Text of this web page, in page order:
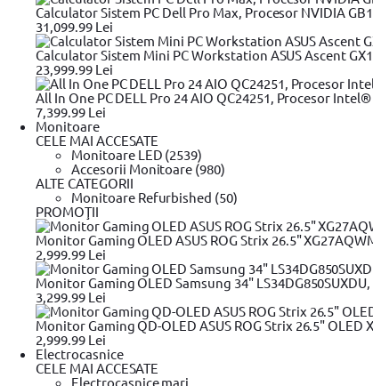
Calculator Sistem PC Dell Pro Max, Procesor NVIDIA
31,099.99 Lei
Calculator Sistem Mini PC Workstation ASUS Ascent
23,999.99 Lei
All In One PC DELL Pro 24 AIO QC24251, Procesor
7,399.99 Lei
Monitoare
CELE MAI ACCESATE
Monitoare LED (2539)
Accesorii Monitoare (980)
ALTE CATEGORII
Monitoare Refurbished (50)
PROMOŢII
Monitor Gaming OLED ASUS ROG Strix 26.5"
2,999.99 Lei
Monitor Gaming OLED Samsung 34"
3,299.99 Lei
Monitor Gaming QD-OLED ASUS ROG Strix 26.5"
2,999.99 Lei
Electrocasnice
CELE MAI ACCESATE
Electrocasnice mari
- Fabricat din plastic durabil, rezistent
- Permite udarea unei suprafete de pana la 208 m2
- 16 duze de pulverizare
- Reglare usoara a distantei si latimii de stropire
- Element de pulverizare metalic
- Tarus metalic pentru fixarea aspersorului
Detalii tehnice
Caracteristici generale Tip Aspersor
Fii primul care adauga un review
Review-uri
Linkuri utile
Masina de tuns iarbaMasina de tuns iarba BOSCHMasina
Aparate de spalat cu presiune
BOSCHAccesorii masina tuns iarba & motocoase DeWALT
Accesorii drujba DeWALTAccesorii drujba Hyundai
Vezi mai mult
Ajutor vanzari